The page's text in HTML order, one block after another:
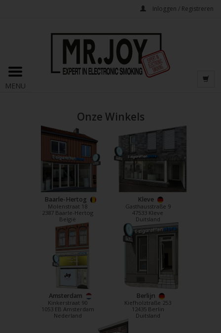
Inloggen / Registreren
MENU
Onze Winkels
Baarle-Hertog
Molenstraat 18
2387 Baarle-Hertog
België
Kleve
Gasthausstraße 9
47533 Kleve
Duitsland
Amsterdam
Kinkerstraat 90
1053 EB Amsterdam
Nederland
Berlijn
Kiefholztraße 253
12435 Berlin
Duitsland